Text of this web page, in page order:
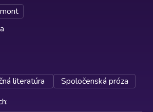
literatúra
Spoločenská próza
: